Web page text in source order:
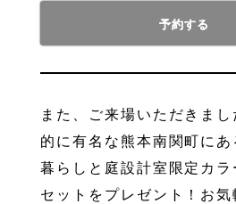
予約する
また、ご来場いただきま
的に有名な熊本南関町に
暮らしと庭設計室限定カ
セットをプレゼント！お気